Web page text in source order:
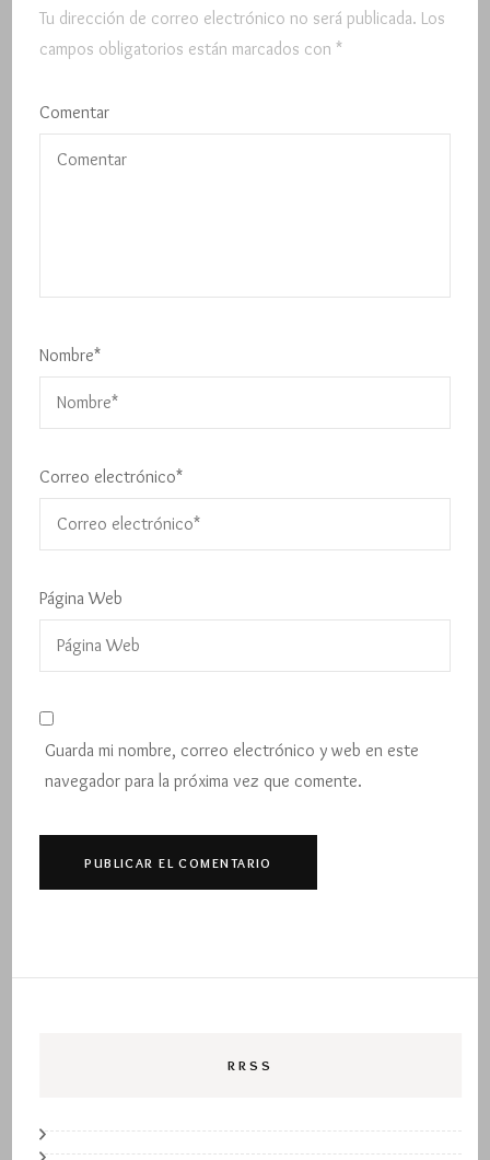
Tu dirección de correo electrónico no será publicada. Los
campos obligatorios están marcados con*
Comentar
Nombre*
Correo electrónico*
Página Web
Guarda mi nombre, correo electrónico y web en este
navegador para la próxima vez que comente.
RRSS